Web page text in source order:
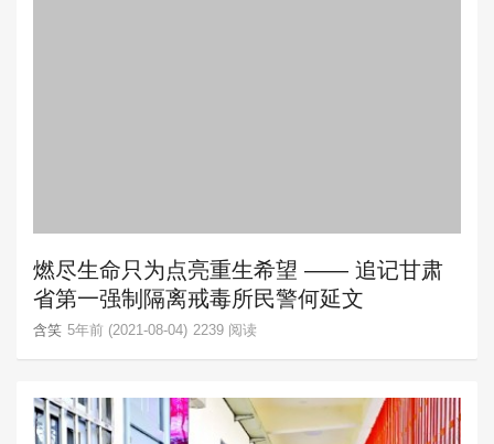
燃尽生命只为点亮重生希望 —— 追记甘肃
省第一强制隔离戒毒所民警何延文
含笑 5年前 (2021-08-04) 2239 阅读